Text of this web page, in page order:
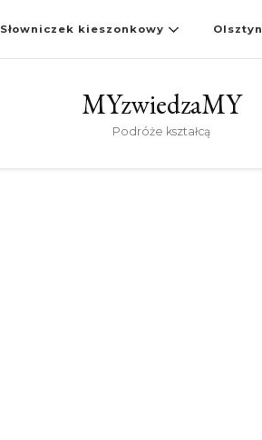
Słowniczek kieszonkowy Olsztyn
MYzwiedzaMY
Podróże kształcą